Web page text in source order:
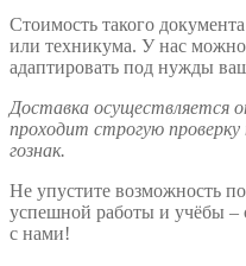
Стоимость такого
или техникума. У нас можно
адаптировать под нужды
Доставка осуществляется
проходит строгую
гознак.
Не упустите возможность
успешной работы и учёбы –
с нами!